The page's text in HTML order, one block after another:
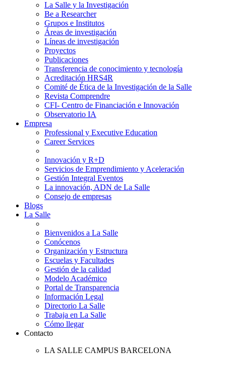
La Salle y la Investigación
Be a Researcher
Grupos e Institutos
Áreas de investigación
Líneas de investigación
Proyectos
Publicaciones
Transferencia de conocimiento y tecnología
Acreditación HRS4R
Comité de Ética de la Investigación de la Salle
Revista Comprendre
CFI- Centro de Financiación e Innovación
Observatorio IA
Empresa
Professional y Executive Education
Career Services
Innovación y R+D
Servicios de Emprendimiento y Aceleración
Gestión Integral Eventos
La innovación, ADN de La Salle
Consejo de empresas
Blogs
La Salle
Bienvenidos a La Salle
Conócenos
Organización y Estructura
Escuelas y Facultades
Gestión de la calidad
Modelo Académico
Portal de Transparencia
Información Legal
Directorio La Salle
Trabaja en La Salle
Cómo llegar
Contacto
LA SALLE CAMPUS BARCELONA